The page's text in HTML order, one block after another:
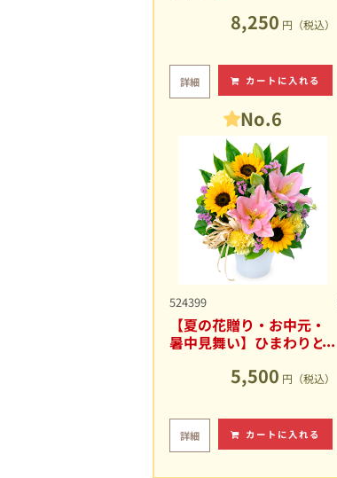
8,250 円（税込）
詳細 カートに入れる
No.6
524399
【夏の花贈り・お中元・
暑中見舞い】ひまわりと
5,500 円（税込）
詳細 カートに入れる